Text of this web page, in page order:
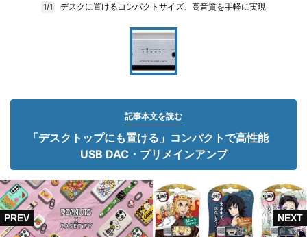
1/1 デスクに置けるコンパクトサイズ、高音質を手軽に実現
記事本文を読む
「デスクトップにも置ける」コンパクトで高性能
USB DAC・プリメインアンプ